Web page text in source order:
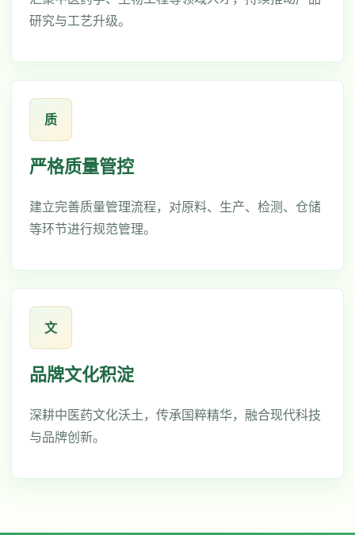
研究与工艺升级。
质
严格质量管控
建立完善质量管理流程，对原料、生产、检测、仓储
等环节进行规范管理。
文
品牌文化积淀
深耕中医药文化沃土，传承国粹精华，融合现代科技
与品牌创新。